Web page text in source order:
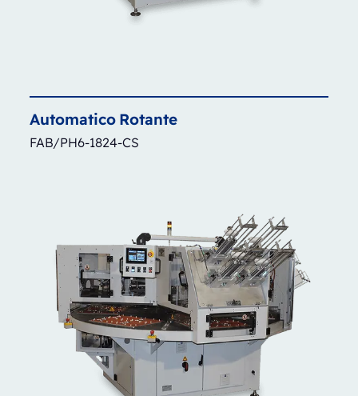
Automatico Rotante
FAB/PH6-1824-CS